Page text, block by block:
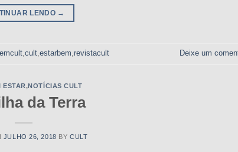
LENDO →
,cult,estarbem,revistacult Deixe um
ESTAR,NOTÍCIAS CULT
da Terra
JULHO 26, 2018 BY CULT